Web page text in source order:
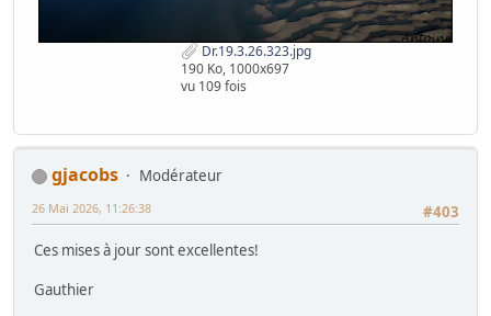
Dr.19.3.26.323.jpg
190 Ko, 1000x697
vu 109 fois
gjacobs
Modérateur
#403
26 Mai 2026, 11:26:38
Ces mises à jour sont excellentes!
Gauthier